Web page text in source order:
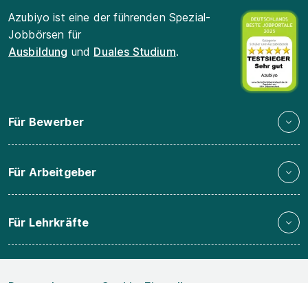
Azubiyo ist eine der führenden Spezial-
Jobbörsen für
Ausbildung und Duales Studium.
Für Bewerber
Für Arbeitgeber
Für Lehrkräfte